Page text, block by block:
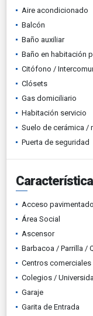
Aire acondicionado
Balcón
Baño auxiliar
Baño en habitación
Citófono /
Clósets
Gas domiciliario
Habitación servicio
Suelo de cerámica /
Puerta de seguridad
Acceso pavimentado
Área Social
Ascensor
Barbacoa / Parrilla /
Centros comerciales
Colegios /
Garaje
Garita de Entrada